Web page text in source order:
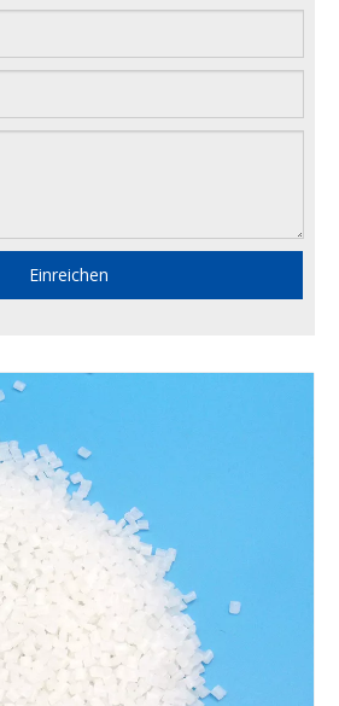
Einreichen